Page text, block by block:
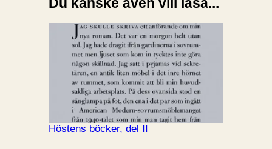
Du kanske även vill läsa...
Höstens böcker, del II